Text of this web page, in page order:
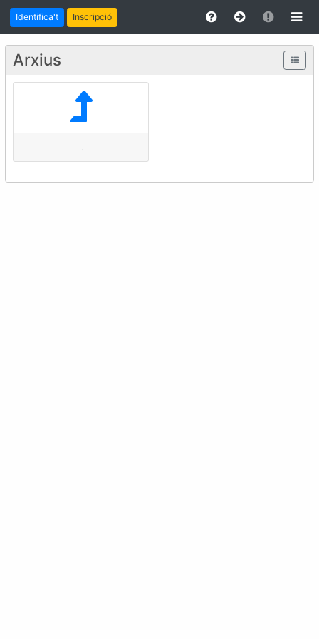
Identifica't Inscripció
Arxius